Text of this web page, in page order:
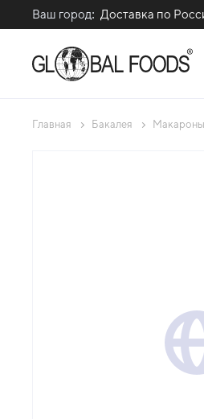
Ваш город: Доставка по
Главная Бакалея Макароны